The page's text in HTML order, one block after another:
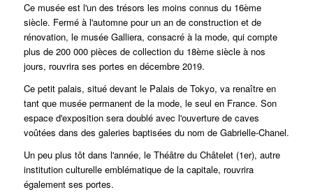
Ce musée est l'un des trésors les moins connus du 16ème
siècle. Fermé à l'automne pour un an de construction et de
rénovation, le musée Galliera, consacré à la mode, qui compte
plus de 200 000 pièces de collection du 18ème siècle à nos
jours, rouvrira ses portes en décembre 2019.
Ce petit palais, situé devant le Palais de Tokyo, va renaître en
tant que musée permanent de la mode, le seul en France. Son
espace d'exposition sera doublé avec l'ouverture de caves
voûtées dans des galeries baptisées du nom de Gabrielle-Chanel.
Un peu plus tôt dans l'année, le Théâtre du Châtelet (1er), autre
institution culturelle emblématique de la capitale, rouvrira
également ses portes.